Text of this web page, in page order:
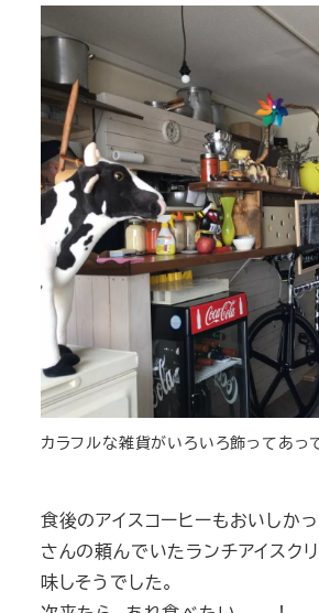
カラフルな雑貨がいろいろ飾ってあっ
食後のアイスコーヒーもおいしか
さんの頼んでいたランチアイスク
味しそうでした。